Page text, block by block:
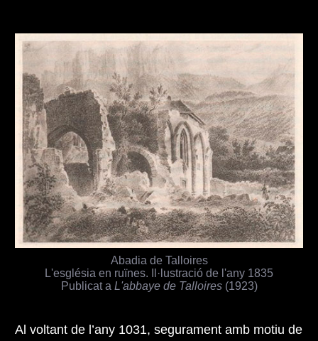
Al voltant de l’any 1031, segurament amb motiu de
Abadia de Talloires
L'església en ruïnes. Il·lustració de l'any 1835
Publicat a L'abbaye de Talloires(1923)